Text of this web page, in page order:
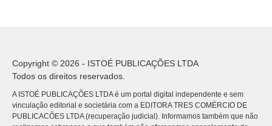
Copyright © 2026 - ISTOÉ PUBLICAÇÕES LTDA
Todos os direitos reservados.
A ISTOÉ PUBLICAÇÕES LTDA é um portal digital independente e sem
vinculação editorial e societária com a EDITORA TRES COMÉRCIO DE
PUBLICACÕES LTDA (recuperação judicial). Informamos também que não